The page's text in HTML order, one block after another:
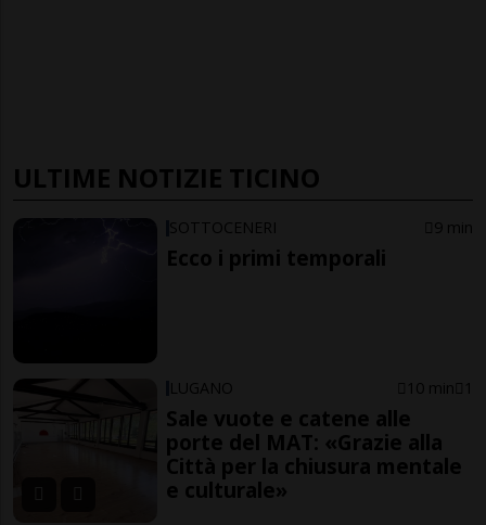
ULTIME NOTIZIE TICINO
SOTTOCENERI 9 min
Ecco i primi temporali
LUGANO 10 min 1
Sale vuote e catene alle
porte del MAT: «Grazie alla
Città per la chiusura mentale
e culturale»